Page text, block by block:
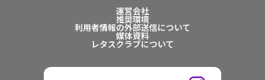
運営会社
推奨環境
利用者情報の外部送信について
媒体資料
レタスクラブについて